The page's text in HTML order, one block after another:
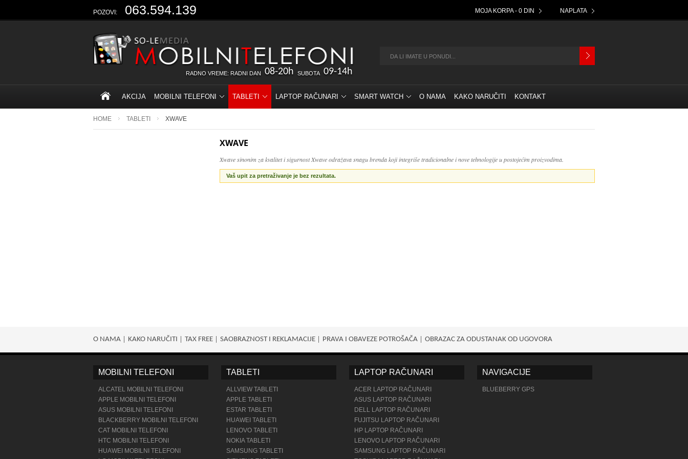
POZOVI: 063.594.139 MOJA KORPA - 0 DIN NAPLATA
RADNO VREME: RADNI DAN 08-20h SUBOTA 09-14h
AKCIJA MOBILNI TELEFONI TABLETI LAPTOP RAČUNARI SMART WATCH O NAMA KAKO NARUČITI KONTAKT
HOME TABLETI XWAVE
XWAVE
Xwave sinonim za kvalitet i sigurnost Xwave odražava snagu brenda koji integriše tradicionalne i nove tehnologije u postojećim proizvodima.
Vaš upit za pretraživanje je bez rezultata.
O NAMA KAKO NARUČITI TAX FREE SAOBRAZNOST I REKLAMACIJE PRAVA I OBAVEZE POTROŠАČA OBRAZAC ZA ODUSTANAK OD UGOVORA
MOBILNI TELEFONI
ALCATEL MOBILNI TELEFONI
APPLE MOBILNI TELEFONI
ASUS MOBILNI TELEFONI
BLACKBERRY MOBILNI TELEFONI
CAT MOBILNI TELEFONI
HTC MOBILNI TELEFONI
HUAWEI MOBILNI TELEFONI
TABLETI
ALLVIEW TABLETI
APPLE TABLETI
ESTAR TABLETI
HUAWEI TABLETI
LENOVO TABLETI
NOKIA TABLETI
SAMSUNG TABLETI
LAPTOP RAČUNARI
ACER LAPTOP RAČUNARI
ASUS LAPTOP RAČUNARI
DELL LAPTOP RAČUNARI
FUJITSU LAPTOP RAČUNARI
HP LAPTOP RAČUNARI
LENOVO LAPTOP RAČUNARI
SAMSUNG LAPTOP RAČUNARI
NAVIGACIJE
BLUEBERRY GPS